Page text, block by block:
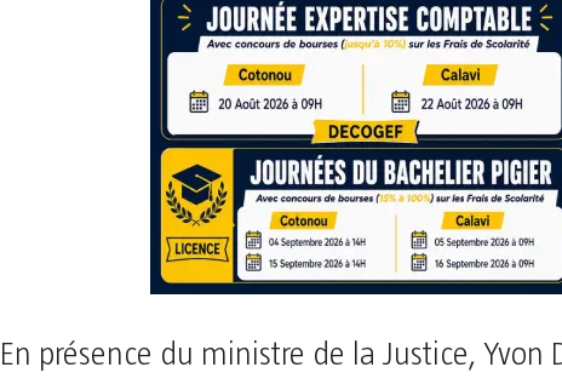
En présence du ministre de la Justice, Yvon